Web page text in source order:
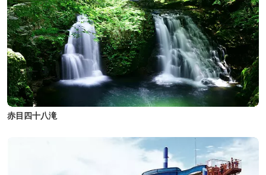
赤目四十八滝